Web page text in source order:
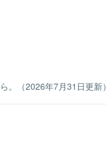
。（2026年7月31日更新）